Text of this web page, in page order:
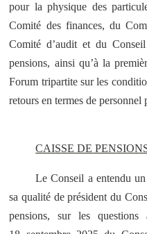
pour la physique des
Comité des finances, du
Comité d’audit et du
pensions, ainsi qu’à la
Forum tripartite sur les
retours en termes de personnel
CAISSE DE
Le Conseil a entendu
sa qualité de président du
pensions, sur les